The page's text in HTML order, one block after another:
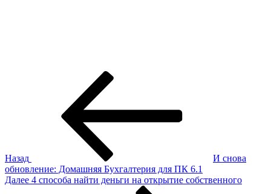
Назад
И снова
обновление: Домашняя Бухгалтерия для ПК 6.1
Следующая
Далее 4 способа найти деньги на открытие собственного